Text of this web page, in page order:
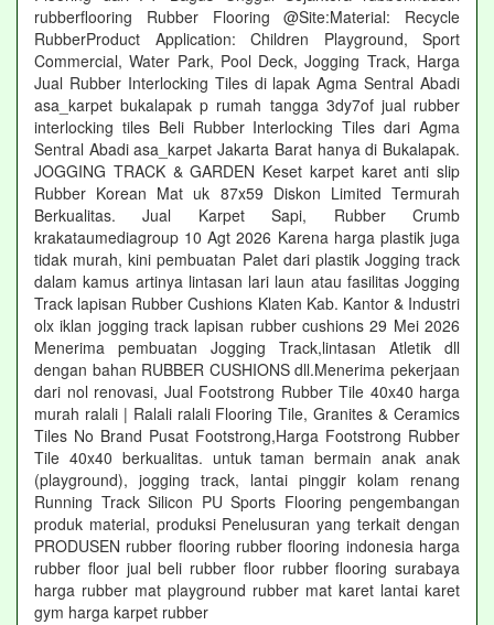
rubberflooring Rubber Flooring @Site:Material: Recycle
RubberProduct Application: Children Playground, Sport
Commercial, Water Park, Pool Deck, Jogging Track, Harga
Jual Rubber Interlocking Tiles di lapak Agma Sentral Abadi
asa_karpet bukalapak p rumah tangga 3dy7of jual rubber
interlocking tiles Beli Rubber Interlocking Tiles dari Agma
Sentral Abadi asa_karpet Jakarta Barat hanya di Bukalapak.
JOGGING TRACK & GARDEN Keset karpet karet anti slip
Rubber Korean Mat uk 87x59 Diskon Limited Termurah
Berkualitas. Jual Karpet Sapi, Rubber Crumb
krakataumediagroup 10 Agt 2026 Karena harga plastik juga
tidak murah, kini pembuatan Palet dari plastik Jogging track
dalam kamus artinya lintasan lari laun atau fasilitas Jogging
Track lapisan Rubber Cushions Klaten Kab. Kantor & Industri
olx iklan jogging track lapisan rubber cushions 29 Mei 2026
Menerima pembuatan Jogging Track,lintasan Atletik dll
dengan bahan RUBBER CUSHIONS dll.Menerima pekerjaan
dari nol renovasi, Jual Footstrong Rubber Tile 40x40 harga
murah ralali | Ralali ralali Flooring Tile, Granites & Ceramics
Tiles No Brand Pusat Footstrong,Harga Footstrong Rubber
Tile 40x40 berkualitas. untuk taman bermain anak anak
(playground), jogging track, lantai pinggir kolam renang
Running Track Silicon PU Sports Flooring pengembangan
produk material, produksi Penelusuran yang terkait dengan
PRODUSEN rubber flooring rubber flooring indonesia harga
rubber floor jual beli rubber floor rubber flooring surabaya
harga rubber mat playground rubber mat karet lantai karet
gym harga karpet rubber